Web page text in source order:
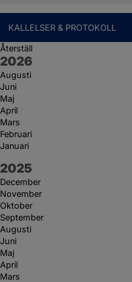
KALLELSER & PROTOKOLL
Återställ
År:
2026
Augusti
Juni
Maj
April
Mars
Februari
Januari
År:
2025
December
November
Oktober
September
Augusti
Juni
Maj
April
Mars